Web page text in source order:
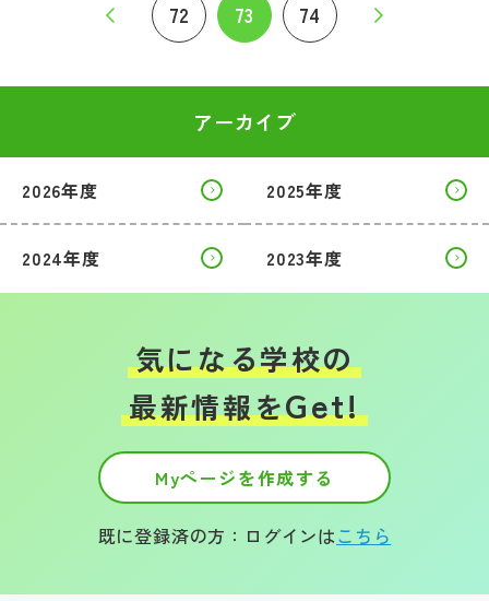
72 73 74
アーカイブ
2026年度 2025年度
2024年度 2023年度
気になる学校の
最新情報をGet!
Myページを作成する
既に登録済の方：ログインはこちら